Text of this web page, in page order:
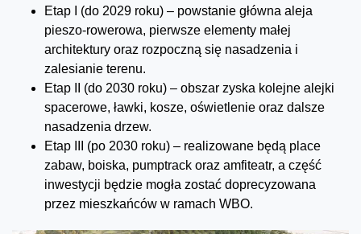
Etap I (do 2029 roku) – powstanie główna aleja
pieszo-rowerowa, pierwsze elementy małej
architektury oraz rozpoczną się nasadzenia i
zalesianie terenu.
Etap II (do 2030 roku) – obszar zyska kolejne alejki
spacerowe, ławki, kosze, oświetlenie oraz dalsze
nasadzenia drzew.
Etap III (po 2030 roku) – realizowane będą place
zabaw, boiska, pumptrack oraz amfiteatr, a część
inwestycji będzie mogła zostać doprecyzowana
przez mieszkańców w ramach WBO.